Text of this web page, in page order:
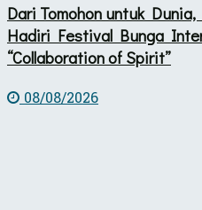
Dari Tomohon untuk
Hadiri Festival Bunga
“Collaboration of Spirit”
08/08/2026